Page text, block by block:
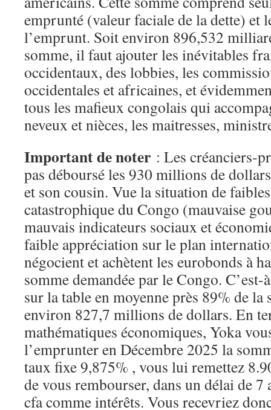
emprunté (valeur faciale de la dette) et
l’emprunt. Soit environ 896,532
somme, il faut ajouter les inévitables
occidentaux, des lobbies, les
occidentales et africaines, et
tous les mafieux congolais qui
neveux et nièces, les maitresses,
Important de noter : Les créanciers-
pas déboursé les 930 millions de
et son cousin. Vue la situation de
catastrophique du Congo (mauvaise
mauvais indicateurs sociaux et
faible appréciation sur le plan
négocient et achètent les eurobonds à
somme demandée par le Congo.
sur la table en moyenne près 89% de la
environ 827,7 millions de dollars. En
mathématiques économiques, Yoka
l’emprunter en Décembre 2025 la
taux fixe 9,875% , vous lui remettez
de vous rembourser, dans un délai de 7
cfa comme intérêts. Vous recevriez